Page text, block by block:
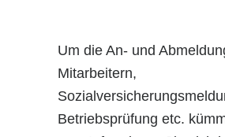
Um die An- und
Mitarbeitern,
Betriebsprüfung etc.